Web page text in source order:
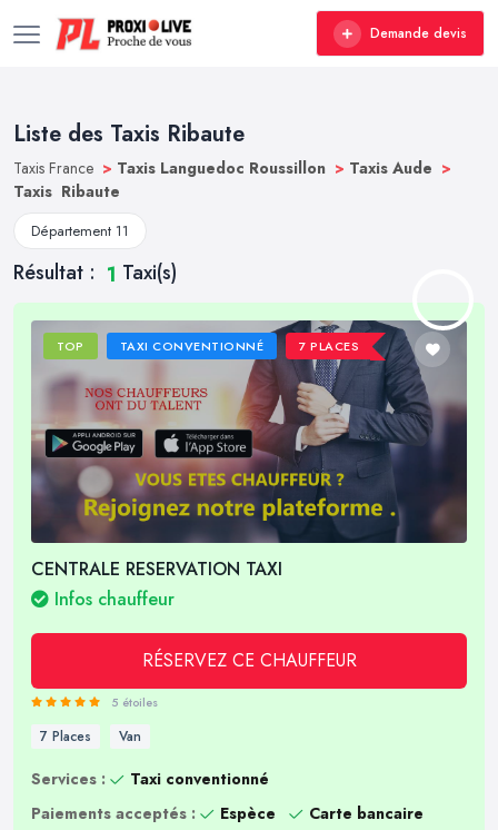
Demande devis
Liste des Taxis Ribaute
Taxis France > Taxis Languedoc Roussillon > Taxis Aude >
Taxis Ribaute
Département 11
Résultat : 1 Taxi(s)
TOP TAXI CONVENTIONNÉ 7 PLACES
CENTRALE RESERVATION TAXI
Infos chauffeur
RÉSERVEZ CE CHAUFFEUR
5 étoiles
7 Places Van
Services :
Taxi conventionné
Paiements acceptés :
Espèce
Carte bancaire